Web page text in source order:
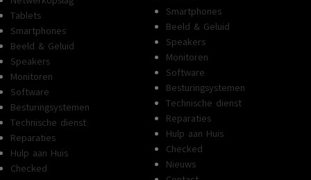
Tablets
Smartphones
Beeld & Geluid
Speakers
Monitoren
Software
Besturingsystemen
Technische dienst
Reparaties
Hulp aan Huis
Checked
Smartphones
Beeld & Geluid
Speakers
Monitoren
Software
Besturingsystemen
Technische dienst
Reparaties
Hulp aan Huis
Checked
Nieuws